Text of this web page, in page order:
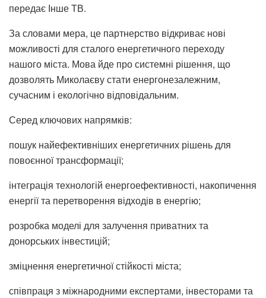
передає Інше ТВ.
За словами мера, це партнерство відкриває нові
можливості для сталого енергетичного переходу
нашого міста. Мова йде про системні рішення, що
дозволять Миколаєву стати енергонезалежним,
сучасним і екологічно відповідальним.
Серед ключових напрямків:
пошук найефективніших енергетичних рішень для
повоєнної трансформації;
інтеграція технологій енергоефективності, накопичення
енергії та перетворення відходів в енергію;
розробка моделі для залучення приватних та
донорських інвестицій;
зміцнення енергетичної стійкості міста;
співпраця з міжнародними експертами, інвесторами та